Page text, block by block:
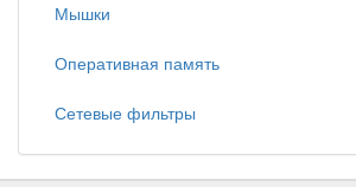
Мышки
Оперативная память
Сетевые фильтры